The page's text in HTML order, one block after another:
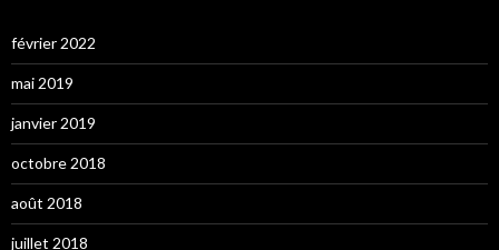
février 2022
mai 2019
janvier 2019
octobre 2018
août 2018
juillet 2018